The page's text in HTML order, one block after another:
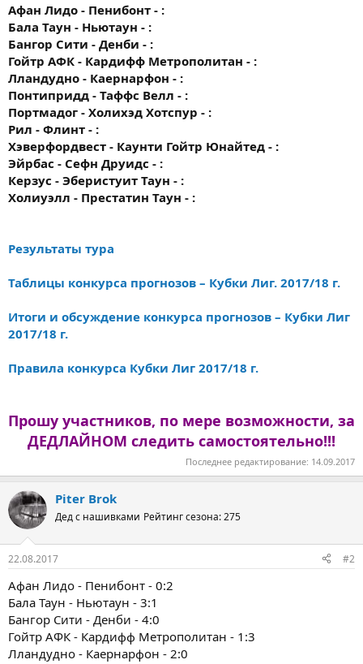
Афан Лидо - Пенибонт - :
Бала Таун - Ньютаун - :
Бангор Сити - Денби - :
Гойтр АФК - Кардифф Метрополитан - :
Лландудно - Каернарфон - :
Понтипридд - Таффс Велл - :
Портмадог - Холихэд Хотспур - :
Рил - Флинт - :
Хэверфордвест - Каунти Гойтр Юнайтед - :
Эйрбас - Сефн Друидс - :
Керзус - Эберистуит Таун - :
Холиуэлл - Престатин Таун - :
Результаты тура
Таблицы конкурса прогнозов – Кубки Лиг. 2017/18 г.
Итоги и обсуждение конкурса прогнозов – Кубки Лиг
2017/18 г.
Правила конкурса Кубки Лиг 2017/18 г.
Прошу участников, по мере возможности, за
ДЕДЛАЙНОМ следить самостоятельно!!!
Последнее редактирование: 14.09.2017
Piter Brok
Дед с нашивками Рейтинг сезона: 275
22.08.2017 #2
Афан Лидо - Пенибонт - 0:2
Бала Таун - Ньютаун - 3:1
Бангор Сити - Денби - 4:0
Гойтр АФК - Кардифф Метрополитан - 1:3
Лландудно - Каернарфон - 2:0